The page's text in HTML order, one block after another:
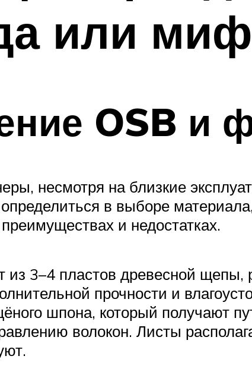
или
OSB и
несмотря на близкие
в выборе
и недостатках.
из 3–4 пластов древесной щепы,
прочности и
шпона, который получают
волокон. Листы